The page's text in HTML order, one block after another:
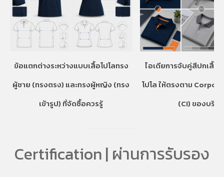
ข้อแตกต่างระหว่างแบบเสื้อโปโลทรง
ผู้ชาย (ทรงตรง) และทรงผู้หญิง (ทรง
เข้ารูป) ที่จัดซื้อควรรู้
ไอเดียการจับคู่สีปกเสื้อ
โปโล ให้ตรงตาม
(CI) ของบริษัท
Certification | ผ่านการรับรอง